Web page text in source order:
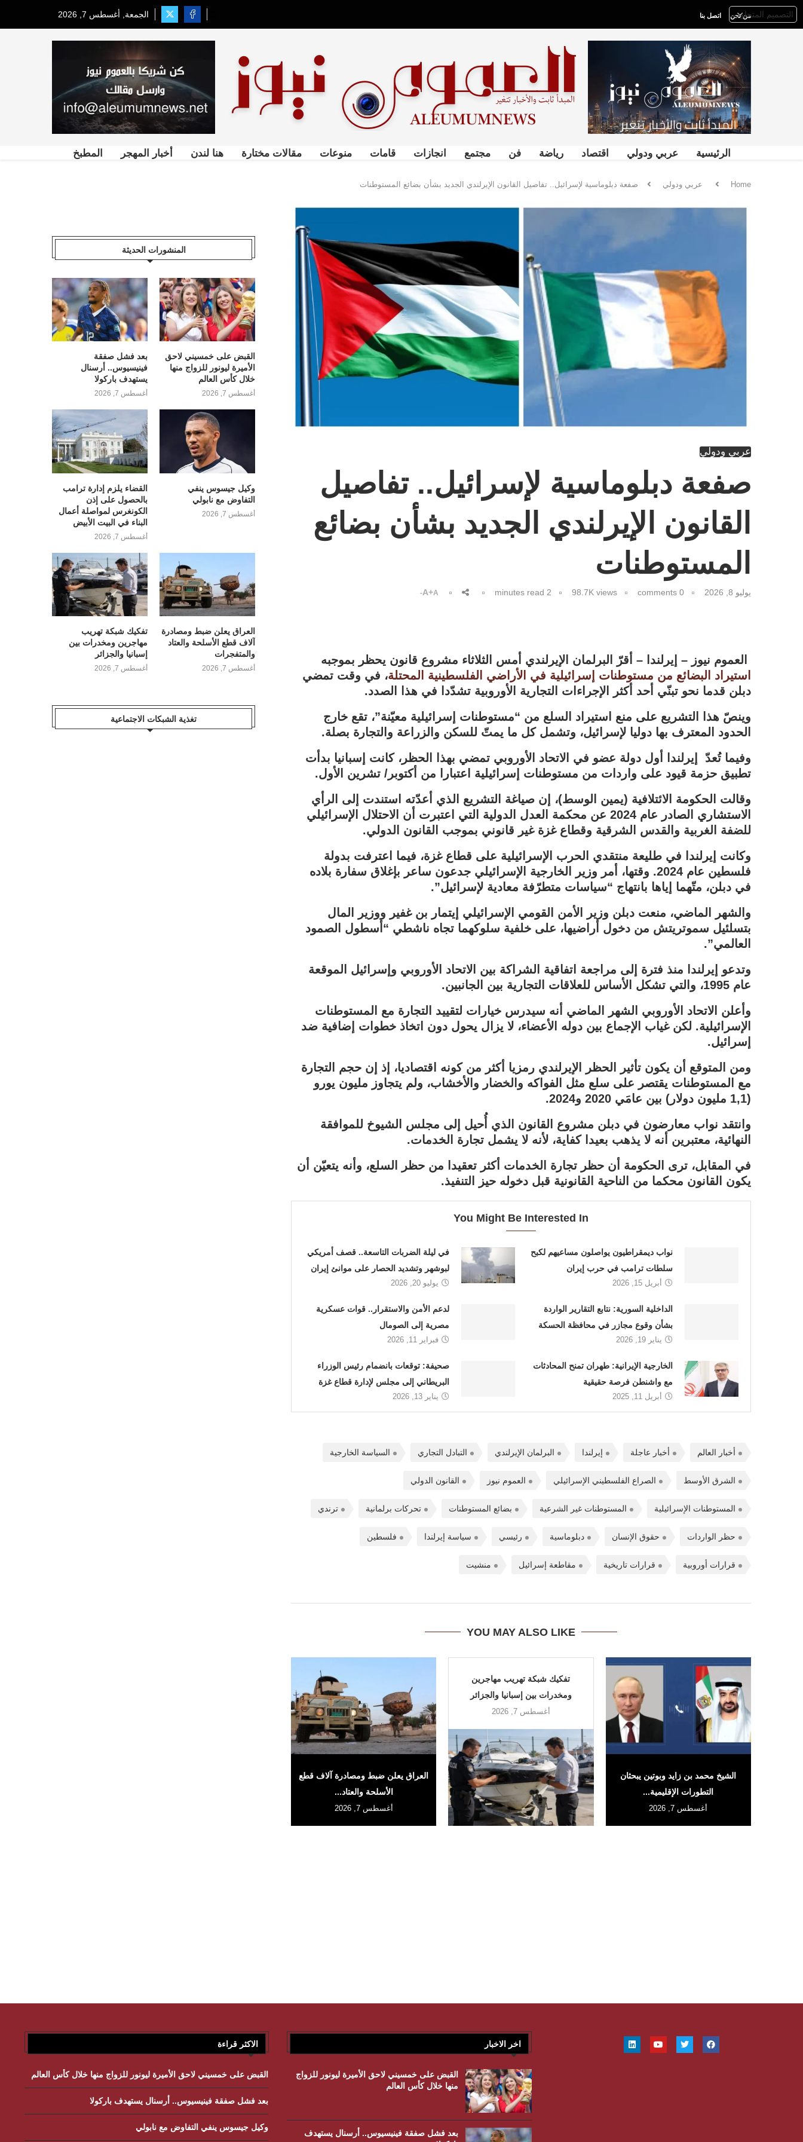
من نحن اتصل بنا الجمعة, أغسطس 7, 2026
الرئيسية عربي ودولي اقتصاد رياضة فن مجتمع انجازات قامات منوعات مقالات مختارة هنا لندن أخبار المهجر المطبخ
Home عربي ودولي صفعة دبلوماسية لإسرائيل.. تفاصيل القانون الإيرلندي الجديد بشأن بضائع المستوطنات
عربي ودولي
صفعة دبلوماسية لإسرائيل.. تفاصيل
القانون الإيرلندي الجديد بشأن بضائع
المستوطنات
يوليو 8, 2026 0 comments
98.7K views
2 minutes read
A+A-
العموم نيوز – إيرلندا – أقرّ البرلمان الإيرلندي أمس الثلاثاء مشروع قانون يحظر بموجبه
استيراد البضائع من مستوطنات إسرائيلية في الأراضي الفلسطينية المحتلة، في وقت تمضي
دبلن قدما نحو تبنّي أحد أكثر الإجراءات التجارية الأوروبية تشدّدا في هذا الصدد.
وينصّ هذا التشريع على منع استيراد السلع من “مستوطنات إسرائيلية معيّنة”، تقع خارج
الحدود المعترف بها دوليا لإسرائيل، وتشمل كل ما يمتّ للسكن والزراعة والتجارة بصلة.
وفيما تُعدّ
إيرلندا أول دولة عضو في الاتحاد الأوروبي تمضي بهذا الحظر، كانت إسبانيا بدأت
تطبيق حزمة قيود على واردات من مستوطنات إسرائيلية اعتبارا من أكتوبر/ تشرين الأول.
وقالت الحكومة الائتلافية (يمين الوسط)، إن صياغة التشريع الذي أعدّته استندت إلى الرأي
الاستشاري الصادر عام 2024 عن محكمة العدل الدولية التي اعتبرت أن الاحتلال الإسرائيلي
للضفة الغربية والقدس الشرقية وقطاع غزة غير قانوني بموجب القانون الدولي.
وكانت إيرلندا في طليعة منتقدي الحرب الإسرائيلية على قطاع غزة، فيما اعترفت بدولة
فلسطين عام 2024. وقتها، أمر وزير الخارجية الإسرائيلي جدعون ساعر بإغلاق سفارة بلاده
في دبلن، متّهما إياها بانتهاج “سياسات متطرّفة معادية لإسرائيل”.
والشهر الماضي، منعت دبلن وزير الأمن القومي الإسرائيلي إيتمار بن غفير ووزير المال
بتسلئيل سموتريتش من دخول أراضيها، على خلفية سلوكهما تجاه ناشطي “أسطول الصمود
العالمي”.
وتدعو إيرلندا منذ فترة إلى مراجعة اتفاقية الشراكة بين الاتحاد الأوروبي وإسرائيل الموقعة
عام 1995، والتي تشكل الأساس للعلاقات التجارية بين الجانبين.
وأعلن الاتحاد الأوروبي الشهر الماضي أنه سيدرس خيارات لتقييد التجارة مع المستوطنات
الإسرائيلية. لكن غياب الإجماع بين دوله الأعضاء، لا يزال يحول دون اتخاذ خطوات إضافية ضد
إسرائيل.
ومن المتوقع أن يكون تأثير الحظر الإيرلندي رمزيا أكثر من كونه اقتصاديا، إذ إن حجم التجارة
مع المستوطنات يقتصر على سلع مثل الفواكه والخضار والأخشاب، ولم يتجاوز مليون يورو
(1,1 مليون دولار) بين عامَي 2020 و2024.
وانتقد نواب معارضون في دبلن مشروع القانون الذي أُحيل إلى مجلس الشيوخ للموافقة
النهائية، معتبرين أنه لا يذهب بعيدا كفاية، لأنه لا يشمل تجارة الخدمات.
في المقابل، ترى الحكومة أن حظر تجارة الخدمات أكثر تعقيدا من حظر السلع، وأنه يتعيّن أن
يكون القانون محكما من الناحية القانونية قبل دخوله حيز التنفيذ.
You Might Be Interested In
نواب ديمقراطيون يواصلون مساعيهم لكبح
سلطات ترامب في حرب إيران
أبريل 15, 2026
في ليلة الضربات التاسعة.. قصف أمريكي
لبوشهر وتشديد الحصار على موانئ إيران
يوليو 20, 2026
الداخلية السورية: نتابع التقارير الواردة
بشأن وقوع مجازر في محافظة الحسكة
يناير 19, 2026
لدعم الأمن والاستقرار.. قوات عسكرية
مصرية إلى الصومال
فبراير 11, 2026
الخارجية الإيرانية: طهران تمنح المحادثات
مع واشنطن فرصة حقيقية
أبريل 11, 2025
صحيفة: توقعات بانضمام رئيس الوزراء
البريطاني إلى مجلس لإدارة قطاع غزة
يناير 13, 2026
أخبار العالم أخبار عاجلة إيرلندا البرلمان الإيرلندي التبادل التجاري السياسة الخارجية
الشرق الأوسط الصراع الفلسطيني الإسرائيلي العموم نيوز القانون الدولي
المستوطنات الإسرائيلية المستوطنات غير الشرعية بضائع المستوطنات تحركات برلمانية ترندي
حظر الواردات حقوق الإنسان دبلوماسية رئيسي سياسة إيرلندا فلسطين
قرارات أوروبية قرارات تاريخية مقاطعة إسرائيل منشيت
YOU MAY ALSO LIKE
العراق يعلن ضبط ومصادرة آلاف قطع
الأسلحة والعتاد...
أغسطس 7, 2026
تفكيك شبكة تهريب مهاجرين
ومخدرات بين إسبانيا والجزائر
أغسطس 7, 2026
الشيخ محمد بن زايد وبوتين يبحثان
التطورات الإقليمية...
أغسطس 7, 2026
المنشورات الحديثة
القبض على خمسيني لاحق
الأميرة ليونور للزواج منها
خلال كأس العالم
أغسطس 7, 2026
بعد فشل صفقة
فينيسيوس.. أرسنال
يستهدف باركولا
أغسطس 7, 2026
وكيل جيسوس ينفي
التفاوض مع نابولي
أغسطس 7, 2026
القضاء يلزم إدارة ترامب
بالحصول على إذن
الكونغرس لمواصلة أعمال
البناء في البيت الأبيض
أغسطس 7, 2026
العراق يعلن ضبط ومصادرة
آلاف قطع الأسلحة والعتاد
والمتفجرات
أغسطس 7, 2026
تفكيك شبكة تهريب
مهاجرين ومخدرات بين
إسبانيا والجزائر
أغسطس 7, 2026
تغذية الشبكات الاجتماعية
اخر الاخبار
القبض على خمسيني لاحق الأميرة ليونور للزواج
منها خلال كأس العالم
بعد فشل صفقة فينيسيوس.. أرسنال يستهدف
الاكثر قراءة
القبض على خمسيني لاحق الأميرة ليونور للزواج منها خلال كأس العالم
بعد فشل صفقة فينيسيوس.. أرسنال يستهدف باركولا
وكيل جيسوس ينفي التفاوض مع نابولي